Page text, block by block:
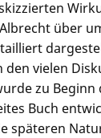
über
vielen
zu Beginn
Buch
späteren